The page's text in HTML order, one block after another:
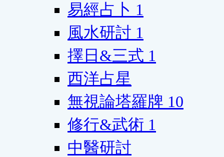
易經占卜 1
風水研討 1
擇日&三式 1
西洋占星
無視論塔羅牌 10
修行&武術 1
中醫研討